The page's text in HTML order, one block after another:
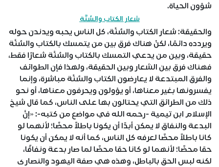
شؤون الحياة.
شعار الكتاب والسُنَّة
والحقيقة: شعار الكتاب والسُنَّة، كل الناس يحبه ويدندن حوله
ويردده دائمًا، لكنْ هناك فرق بين من يتمسك بالكتاب والسُنَّة
حقيقة، وبين من يدعي التمسك بالكتاب والسُنَّة شعارًا فقط،
فهناك فرق بين الشعار وبين الحقيقة، ولهذا فإن الطوائف
والفرق المبتدعة لا يعارضون الكتاب والسُنَّة مباشرة، وإنما
يفسرونها بغير معناها، أو يؤولون ويحرفون معناها، أو نحو
ذلك من الطرائق التي يحتالون بها على الناس، كما قال شيخ
الإسلام ابن تيمية -رحمه الله في مواضع من كتبه-: «إنَّ
البدعة والنفاق لا يمكن أبدًا أن يكونا باطلاً محضًا؛ لأنهما لو
كانا باطلاً محضًا لعرفه كل الناس، كما أنه لا يمكن أن يكونا
حقا محضًا؛ لأنهما لو كانا حقا محضًا لما صار بدعة ونفاقًا،
لكنه لبس الحق بالباطل، وهذه هي صفة اليهود والنصارى